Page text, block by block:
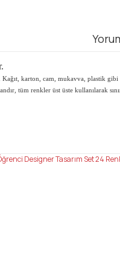
Kağıt, karton, cam, mukavva, plastik
tüm renkler üst üste kullanılarak
açıklamalarında ve
görüntülenemiyor.